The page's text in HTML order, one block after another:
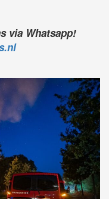
via Whatsapp!